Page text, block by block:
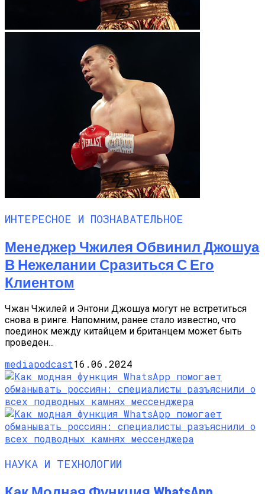
ИНТЕРЕСНОЕ И ПОЗНАВАТЕЛЬНОЕ
Менеджер Чжилея Обвинил Джошуа
В Нежелании Сразиться С Его
Клиентом
Чжан Чжилей и Энтони Джошуа могут не встретиться
снова в ринге. Напомним, ранее стало известно, что
поединок между китайцем и британцем может быть
проведен...
mediapodcast16.06.2024
НАУКА И ТЕХНОЛОГИИ